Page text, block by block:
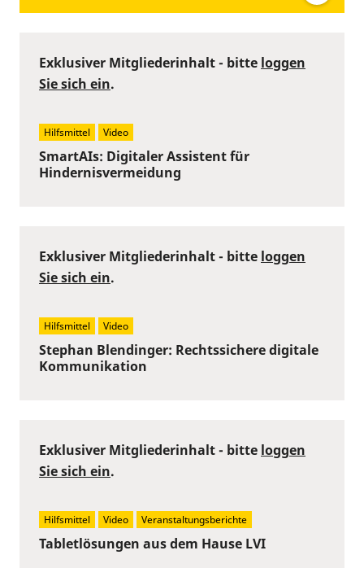
SmartAIs: Digitaler Assistent für
Hindernisvermeidung
Exklusiver Mitgliederinhalt - bitte loggen
Sie sich ein.
Hilfsmittel Video
Stephan Blendinger: Rechtssichere digitale
Kommunikation
Exklusiver Mitgliederinhalt - bitte loggen
Sie sich ein.
Hilfsmittel Video
Tabletlösungen aus dem Hause LVI
Exklusiver Mitgliederinhalt - bitte loggen
Sie sich ein.
Hilfsmittel Video Veranstaltungsberichte